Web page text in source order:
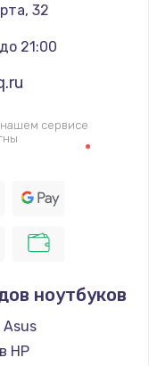
32
21:00
сервисе
ноутбуков
Asus
HP